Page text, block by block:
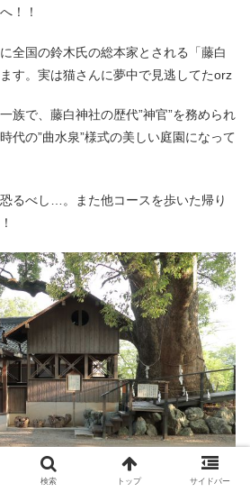
！！
全国の鈴木氏の総本家とされる「藤白
す。実は猫さんに夢中で見逃してたorz
族で、藤白神社の歴代”神官”を務められ
代の”曲水泉”様式の美しい庭園になって
るべし…。また他コースを歩いた帰り
検索 トップ サイドバー